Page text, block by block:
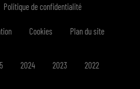
Politique de confidentialité
Cookies Plan du site
2024 2023 2022